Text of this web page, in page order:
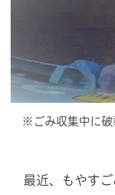
※ごみ収集中に破
最近、もやすご